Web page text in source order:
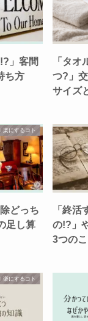
」客間
ち方
「タ
つ?」
サイズ
楽にするコト
どっち
足し算
「終
の!?」
3つの
楽にするコト